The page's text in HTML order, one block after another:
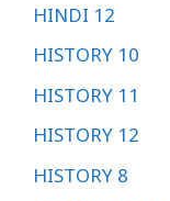
HINDI 12
HISTORY 10
HISTORY 11
HISTORY 12
HISTORY 8